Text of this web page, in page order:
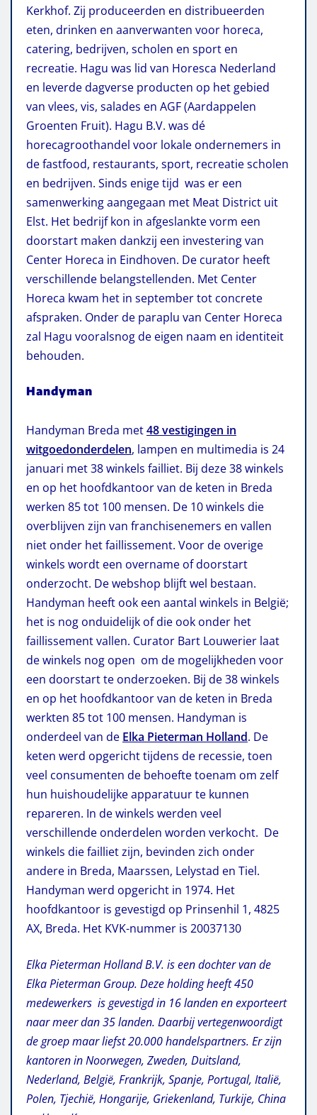
Kerkhof. Zij produceerden en distribueerden
eten, drinken en aanverwanten voor horeca,
catering, bedrijven, scholen en sport en
recreatie. Hagu was lid van Horesca Nederland
en leverde dagverse producten op het gebied
van vlees, vis, salades en AGF (Aardappelen
Groenten Fruit). Hagu B.V. was dé
horecagroothandel voor lokale ondernemers in
de fastfood, restaurants, sport, recreatie scholen
en bedrijven. Sinds enige tijd was er een
samenwerking aangegaan met Meat District uit
Elst. Het bedrijf kon in afgeslankte vorm een
doorstart maken dankzij een investering van
Center Horeca in Eindhoven. De curator heeft
verschillende belangstellenden. Met Center
Horeca kwam het in september tot concrete
afspraken. Onder de paraplu van Center Horeca
zal Hagu vooralsnog de eigen naam en identiteit
behouden.
Handyman
Handyman Breda met48 vestigingen in
witgoedonderdelen, lampen en multimedia is 24
januari met 38 winkels failliet. Bij deze 38 winkels
en op het hoofdkantoor van de keten in Breda
werken 85 tot 100 mensen. De 10 winkels die
overblijven zijn van franchisenemers en vallen
niet onder het faillissement. Voor de overige
winkels wordt een overname of doorstart
onderzocht. De webshop blijft wel bestaan.
Handyman heeft ook een aantal winkels in België;
het is nog onduidelijk of die ook onder het
faillissement vallen. Curator Bart Louwerier laat
de winkels nog open om de mogelijkheden voor
een doorstart te onderzoeken. Bij de 38 winkels
en op het hoofdkantoor van de keten in Breda
werkten 85 tot 100 mensen. Handyman is
onderdeel van de Elka Pieterman Holland. De
keten werd opgericht tijdens de recessie, toen
veel consumenten de behoefte toenam om zelf
hun huishoudelijke apparatuur te kunnen
repareren. In de winkels werden veel
verschillende onderdelen worden verkocht. De
winkels die failliet zijn, bevinden zich onder
andere in Breda, Maarssen, Lelystad en Tiel.
Handyman werd opgericht in 1974. Het
hoofdkantoor is gevestigd op Prinsenhil 1, 4825
AX, Breda. Het KVK-nummer is 20037130
Elka Pieterman Holland B.V. is een dochter van de
Elka Pieterman Group. Deze holding heeft 450
medewerkers is gevestigd in 16 landen en exporteert
naar meer dan 35 landen. Daarbij vertegenwoordigt
de groep maar liefst 20.000 handelspartners. Er zijn
kantoren in Noorwegen, Zweden, Duitsland,
Nederland, België, Frankrijk, Spanje, Portugal, Italië,
Polen, Tjechië, Hongarije, Griekenland, Turkije, China